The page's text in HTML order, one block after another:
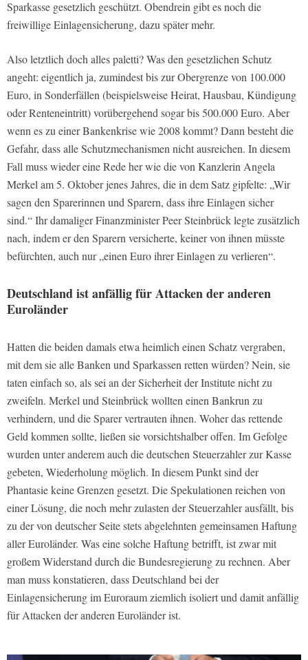
Sparkasse gesetzlich geschützt. Obendrein gibt es noch die
freiwillige Einlagensicherung, dazu später mehr.
Also letztlich doch alles paletti? Was den gesetzlichen Schutz
angeht: eigentlich ja, zumindest bis zur Obergrenze von 100.000
Euro, in Sonderfällen (beispielsweise Heirat, Hausbau, Kündigung
oder Renteneintritt) vorübergehend sogar bis 500.000 Euro. Aber
wenn es zu einer Bankenkrise wie 2008 kommt? Dann besteht die
Gefahr, dass alle Schutzmechanismen nicht ausreichen. In diesem
Fall muss wieder eine Rede her wie die von Kanzlerin Angela
Merkel am 5. Oktober jenes Jahres, die in dem Satz gipfelte: „Wir
sagen den Sparerinnen und Sparern, dass ihre Einlagen sicher
sind.“ Ihr damaliger Finanzminister Peer Steinbrück legte zusätzlich
nach, indem er den Sparern versicherte, keiner von ihnen müsste
befürchten, auch nur „einen Euro ihrer Einlagen zu verlieren“.
Deutschland ist anfällig für Attacken der anderen
Euroländer
Hatten die beiden damals etwa heimlich einen Schatz vergraben,
mit dem sie alle Banken und Sparkassen retten würden? Nein, sie
taten einfach so, als sei an der Sicherheit der Institute nicht zu
zweifeln. Merkel und Steinbrück wollten einen Bankrun zu
verhindern, und die Sparer vertrauten ihnen. Woher das rettende
Geld kommen sollte, ließen sie vorsichtshalber offen. Im Gefolge
wurden unter anderem auch die deutschen Steuerzahler zur Kasse
gebeten, Wiederholung möglich. In diesem Punkt sind der
Phantasie keine Grenzen gesetzt. Die Spekulationen reichen von
einer Lösung, die noch mehr zulasten der Steuerzahler ausfällt, bis
zu der von deutscher Seite stets abgelehnten gemeinsamen Haftung
aller Euroländer. Was eine solche Haftung betrifft, ist zwar mit
großem Widerstand durch die Bundesregierung zu rechnen. Aber
man muss konstatieren, dass Deutschland bei der
Einlagensicherung im Euroraum ziemlich isoliert und damit anfällig
für Attacken der anderen Euroländer ist.